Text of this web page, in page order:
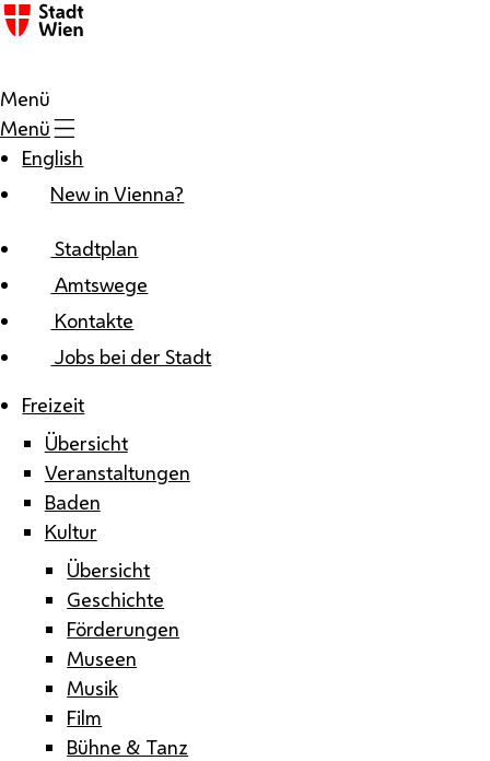
Zum Inhalt
Menü
Menü
English
New in Vienna?
Stadtplan
Amtswege
Kontakte
Jobs bei der Stadt
Freizeit
Übersicht
Veranstaltungen
Baden
Kultur
Übersicht
Geschichte
Förderungen
Museen
Musik
Film
Bühne & Tanz